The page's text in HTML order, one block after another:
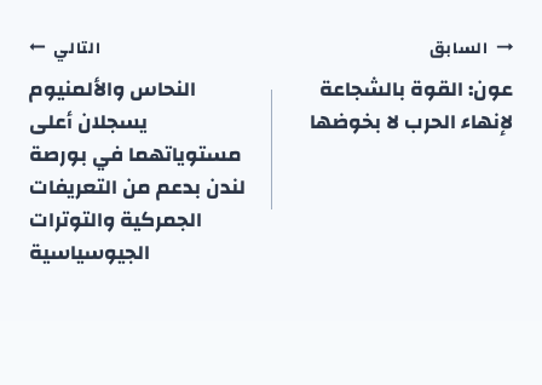
تصفّح
المقالات
السابق
عون: القوة بالشجاعة
لإنهاء الحرب لا بخوضها
التالي
النحاس والألمنيوم
يسجلان أعلى
مستوياتهما في بورصة
لندن بدعم من التعريفات
الجمركية والتوترات
الجيوسياسية